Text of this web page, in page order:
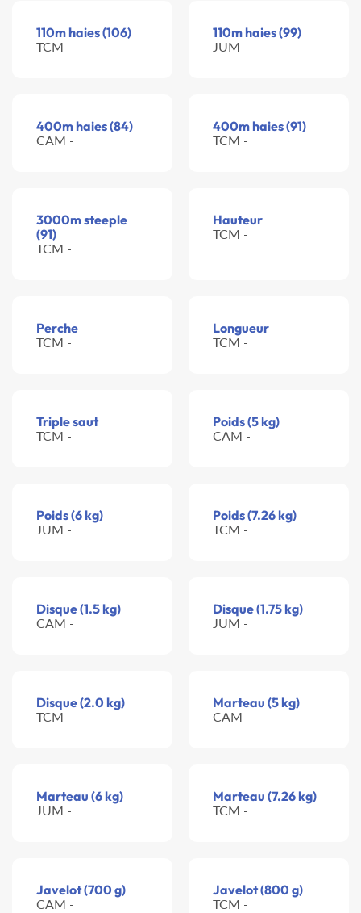
110m haies (106)
TCM -
110m haies (99)
JUM -
400m haies (84)
CAM -
400m haies (91)
TCM -
3000m steeple
(91)
TCM -
Hauteur
TCM -
Perche
TCM -
Longueur
TCM -
Triple saut
TCM -
Poids (5 kg)
CAM -
Poids (6 kg)
JUM -
Poids (7.26 kg)
TCM -
Disque (1.5 kg)
CAM -
Disque (1.75 kg)
JUM -
Disque (2.0 kg)
TCM -
Marteau (5 kg)
CAM -
Marteau (6 kg)
JUM -
Marteau (7.26 kg)
TCM -
Javelot (700 g)
CAM -
Javelot (800 g)
TCM -